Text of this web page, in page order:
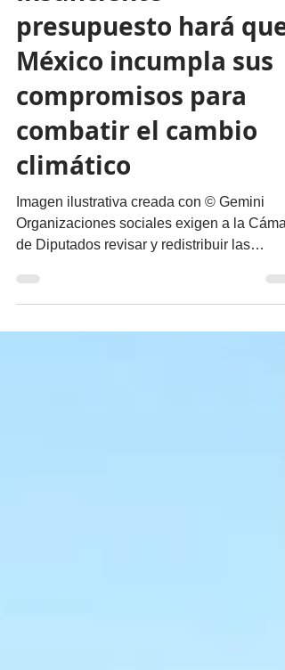
Insuficiente
presupuesto hará que
México incumpla sus
compromisos para
combatir el cambio
climático
Imagen ilustrativa creada con © Gemini
Organizaciones sociales exigen a la
de Diputados revisar y redistribuir las